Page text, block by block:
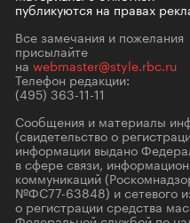
публикуются на правах
Все замечания и пожелания
присылайте
на webmaster@style.rbc.ru
Телефон редакции:
(495) 363-11-11
Сообщения и материалы
(свидетельство о
информации выдано
в сфере связи,
коммуникаций
№ФС77-63848) и сетевого
о регистрации средства